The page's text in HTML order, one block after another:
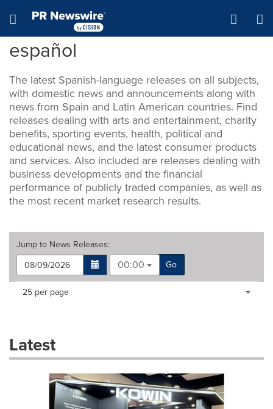
Hamburger menu
español
The latest Spanish-language releases on all subjects,
with domestic news and announcements along with
news from Spain and Latin American countries. Find
releases dealing with arts and entertainment, charity
benefits, sporting events, health, political and
educational news, and the latest consumer products
and services. Also included are releases dealing with
business developments and the financial
performance of publicly traded companies, as well as
the most recent market research results.
Jump to News Releases:
00:00
Go
Making
dropdown
will
Items per page:
25 per page
Latest